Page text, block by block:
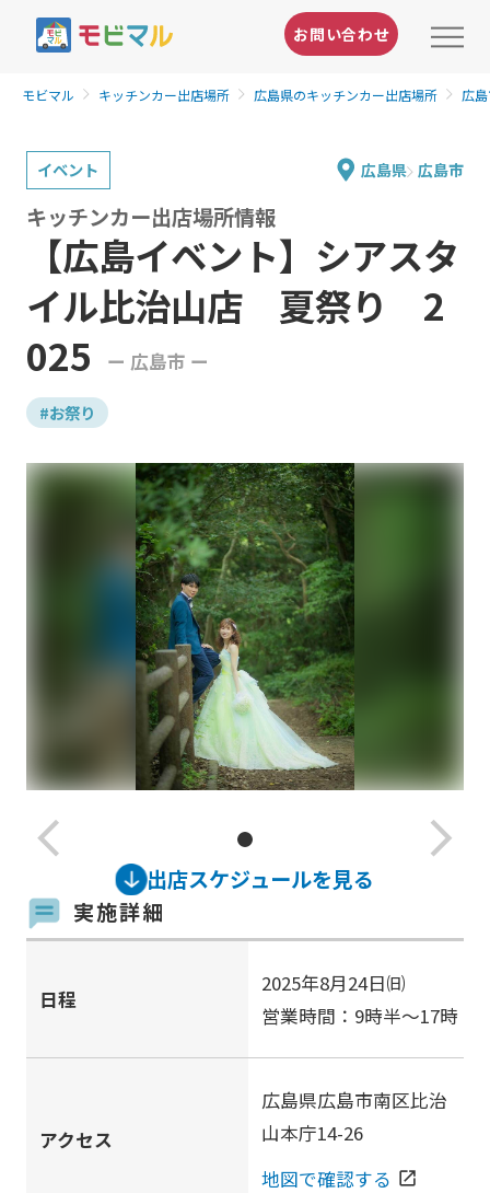
お問い合わせ
モビマル キッチンカー出店場所 広島県のキッチンカー出店場所 広
イベント 広島県 広島市
【広島イベント】シアスタ
イル比治山店 夏祭り 2
025
ー 広島市 ー
キッチンカー出店場所情報
#お祭り
arrow_back_ios_new arrow_forward_ios
出店スケジュールを見る
実施詳細
日程
2025年8月24日㈰
営業時間：9時半～17時
アクセス
広島県広島市南区比治
山本庁14-26
地図で確認する open_in_new